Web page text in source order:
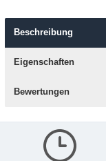
Beschreibung
Eigenschaften
Bewertungen